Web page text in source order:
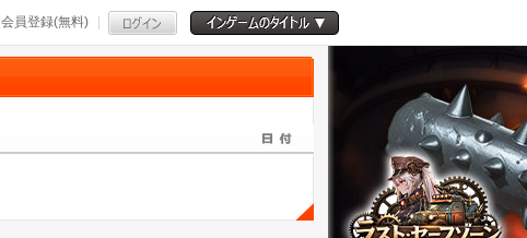
会員登録(無料)